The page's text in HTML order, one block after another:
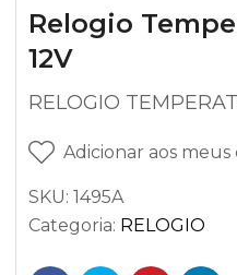
Relogio
12V
RELOGIO
Adicionar aos meus
SKU: 1495A
Categoria: RELOGIO